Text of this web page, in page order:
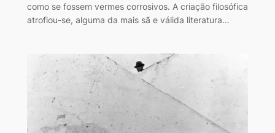
como se fossem vermes corrosivos. A criação filosófica
atrofiou-se, alguma da mais sã e válida literatura…